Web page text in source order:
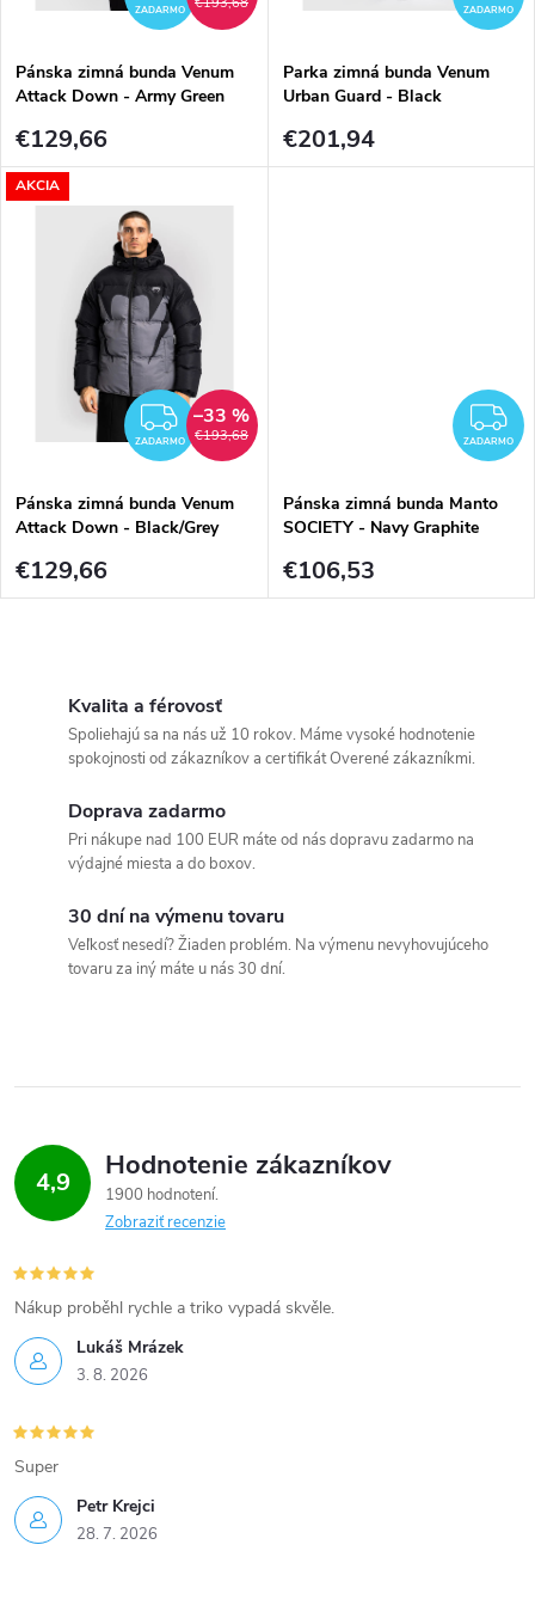
o
v
o
v
ZADARMO
Pánska zimná bunda Venum
Attack Down - Army Green
€129,66
ZADARMO
Parka zimná bunda Venum
Urban Guard - Black
€201,94
AKCIA
ZADARMO
ZADARMO €193,68
–33 %
Pánska zimná bunda Venum
Attack Down - Black/Grey
€129,66
ZADARMO
Pánska zimná bunda Manto
SOCIETY - Navy Graphite
€106,53
p
r
v
y
v
ý
p
i
s
Kvalita a férovosť
Spoliehajú sa na nás už 10 rokov. Máme vysoké hodnotenie
spokojnosti od zákazníkov a certifikát Overené zákazníkmi.
Doprava zadarmo
Pri nákupe nad 100 EUR máte od nás dopravu zadarmo na
výdajné miesta a do boxov.
30 dní na výmenu tovaru
Veľkosť nesedí? Žiaden problém. Na výmenu nevyhovujúceho
tovaru za iný máte u nás 30 dní.
4,9 Hodnotenie zákazníkov
1900 hodnotení
Zobraziť recenzie
Lukáš Mrázek
3. 8. 2026
Nákup proběhl rychle a triko vypadá skvěle.
Petr Krejci
28. 7. 2026
Super